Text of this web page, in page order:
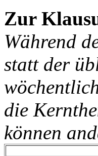
Zur
Während
statt der
die
können